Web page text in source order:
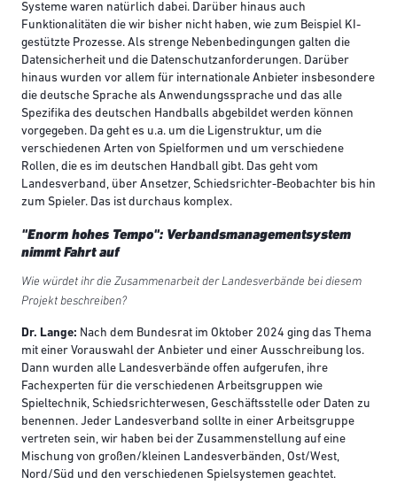
Systeme waren natürlich dabei. Darüber hinaus auch
Funktionalitäten die wir bisher nicht haben, wie zum Beispiel KI-
gestützte Prozesse. Als strenge Nebenbedingungen galten die
Datensicherheit und die Datenschutzanforderungen. Darüber
hinaus wurden vor allem für internationale Anbieter insbesondere
die deutsche Sprache als Anwendungssprache und das alle
Spezifika des deutschen Handballs abgebildet werden können
vorgegeben. Da geht es u.a. um die Ligenstruktur, um die
verschiedenen Arten von Spielformen und um verschiedene
Rollen, die es im deutschen Handball gibt. Das geht vom
Landesverband, über Ansetzer, Schiedsrichter-Beobachter bis hin
zum Spieler. Das ist durchaus komplex.
"Enorm hohes Tempo": Verbandsmanagementsystem
nimmt Fahrt auf
Wie würdet ihr die Zusammenarbeit der Landesverbände bei diesem
Projekt beschreiben?
Dr. Lange: Nach dem Bundesrat im Oktober 2024 ging das Thema
mit einer Vorauswahl der Anbieter und einer Ausschreibung los.
Dann wurden alle Landesverbände offen aufgerufen, ihre
Fachexperten für die verschiedenen Arbeitsgruppen wie
Spieltechnik, Schiedsrichterwesen, Geschäftsstelle oder Daten zu
benennen. Jeder Landesverband sollte in einer Arbeitsgruppe
vertreten sein, wir haben bei der Zusammenstellung auf eine
Mischung von großen/kleinen Landesverbänden, Ost/West,
Nord/Süd und den verschiedenen Spielsystemen geachtet.